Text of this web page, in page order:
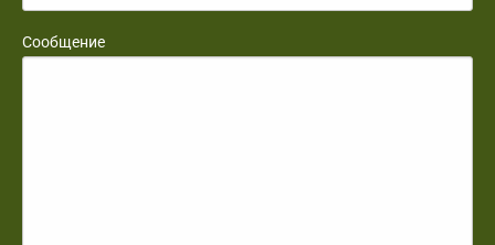
Сообщение